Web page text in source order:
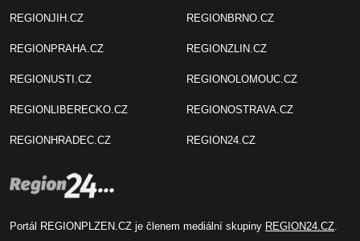
REGIONJIH.CZ
REGIONPRAHA.CZ
REGIONUSTI.CZ
REGIONLIBERECKO.CZ
REGIONHRADEC.CZ
REGIONBRNO.CZ
REGIONZLIN.CZ
REGIONOLOMOUC.CZ
REGIONOSTRAVA.CZ
REGION24.CZ
Portál REGIONPLZEN.CZ je členem mediální skupiny REGION24.CZ.